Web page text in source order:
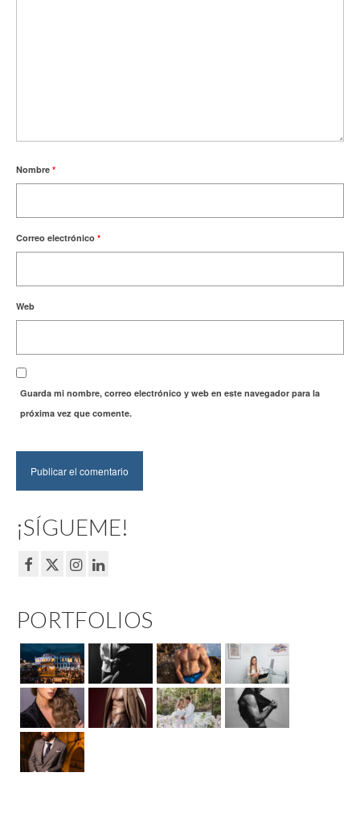
Nombre *
Correo electrónico *
Web
Guarda mi nombre, correo electrónico y web en este navegador para la
próxima vez que comente.
¡SÍGUEME!
PORTFOLIOS